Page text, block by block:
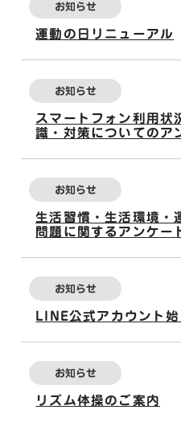
お知らせ
運動の日リニューアル
お知らせ
スマートフォン利用状
識・対策についてのア
お知らせ
生活習慣・生活環境・
問題に関するアンケー
お知らせ
LINE公式アカウント
お知らせ
リズム体操のご案内